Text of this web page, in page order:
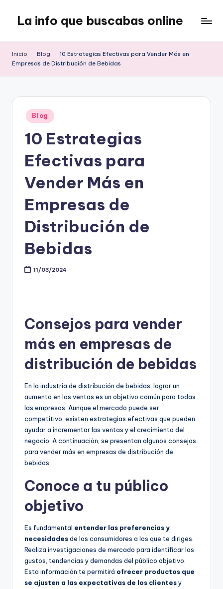
contenido
La info que buscabas online
para
Inicio Blog
10 Estrategias Efectivas para Vender Más en
Empresas de Distribución de Bebidas
Publicado
en
Blog
10 Estrategias
Efectivas para
Vender Más en
Empresas de
Distribución de
Bebidas
11/03/2024
Consejos para vender
más en empresas de
distribución de bebidas
En la industria de distribución de bebidas, lograr un
aumento en las ventas es un objetivo común para todas
las empresas. Aunque el mercado puede ser
competitivo, existen estrategias efectivas que pueden
ayudar a incrementar las ventas y el crecimiento del
negocio. A continuación, se presentan algunos consejos
para vender más en empresas de distribución de
bebidas.
Conoce a tu público
objetivo
Es fundamental entender las preferencias y
necesidadesde los consumidores a los que te diriges.
Realiza investigaciones de mercado para identificar los
gustos, tendencias y demandas del público objetivo.
Esta información te permitirá ofrecer productos que
se ajusten a las expectativas de los clientesy